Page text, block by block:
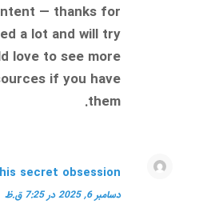
— thanks for
a lot and will try
love to see more
if you have
them.
his secret obsession
دسامبر 6, 2025 در 7:25 ق.ظ